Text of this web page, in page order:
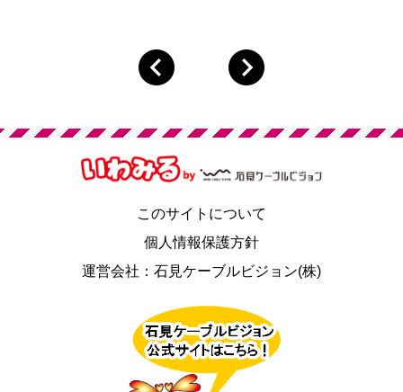
このサイトについて
個人情報保護方針
運営会社：石見ケーブルビジョン(株)